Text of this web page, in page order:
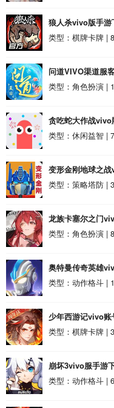
狼人杀vivo版手
类型：棋牌卡牌 |
问道VIVO渠道服
服客户端安卓版
类型：角色扮演 |
贪吃蛇大作战vivo
大作战vivo版本最
类型：休闲益智 |
变形金刚地球之
之战vivo版安卓版
类型：策略塔防 |
龙族卡塞尔之门
vivo版安卓版
类型：角色扮演 |
奥特曼传奇英雄
vivo版安卓版
类型：动作格斗 |
少年西游记vivo
账号版安卓版
类型：棋牌卡牌 |
崩坏3vivo服手游
类型：动作格斗 |